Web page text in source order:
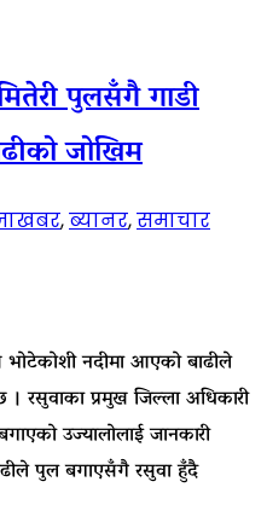
पुलसँगै गाडी
जोखिम
,ब्यानर,समाचार
भोटेकोशी नदीमा आएको बाढीले
रसुवाका प्रमुख जिल्ला अधिकारी
उज्यालोलाई जानकारी
पुल बगाएसँगै रसुवा हुँदै